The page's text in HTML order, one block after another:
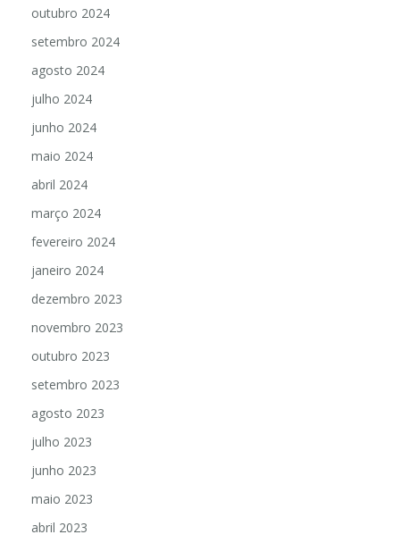
outubro 2024
setembro 2024
agosto 2024
julho 2024
junho 2024
maio 2024
abril 2024
março 2024
fevereiro 2024
janeiro 2024
dezembro 2023
novembro 2023
outubro 2023
setembro 2023
agosto 2023
julho 2023
junho 2023
maio 2023
abril 2023